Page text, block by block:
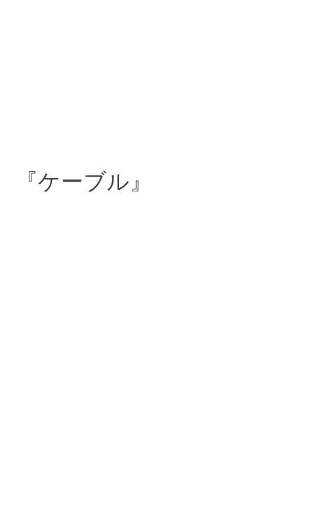
『ケーブル』